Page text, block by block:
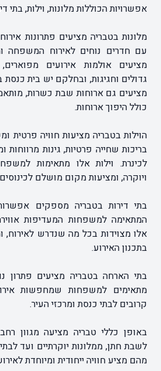
אפשרויות הכוללות מלונות, וילות, בתי
מלונות בטבריה מציעים פתרונות
עם חדרים נוחים לאירוח המשפחה
מציעים אולמות אירועים
גדולים וחגיגות, ובחלקם יש בית
מציעים גם ארוחות שבת כשרות,
כולל היפוך ארוחות.
הוילות בטבריה מציעות חוויה פרטית
בריכות שחייה פרטיות, גינות
לכינרת. וילות אלו מתאימות
ויוקרה, ומציעות מקום מושלם
בתי דירות בטבריה מספקים
המתאימה למשפחות המעדיפות
אלו מצוידות בכל מה שנדרש לאירוח,
בתכנון האירוע.
בתי הארחה בטבריה מציעים פתרון
מתאימים למשפחות שמחפשות
קרובים לבתי כנסת ומרכזי העיר.
באופן כללי טבריה מציעה מגוון
לשבת חתן, ממלונות יוקרתיים ועד
מהם מציע חוויה ייחודית ומיוחדת